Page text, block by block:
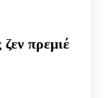
πρεμιέ